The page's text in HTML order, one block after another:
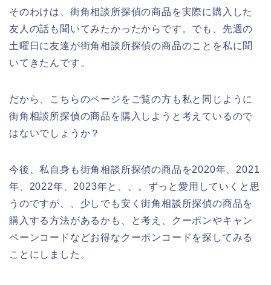
そのわけは、街角相談所探偵の商品を実際に購入した
友人の話も聞いてみたかったからです。でも、先週の
土曜日に友達が街角相談所探偵の商品のことを私に聞
いてきたんです。
だから、こちらのページをご覧の方も私と同じように
街角相談所探偵の商品を購入しようと考えているので
はないでしょうか？
今後、私自身も街角相談所探偵の商品を2020年、2021
年、2022年、2023年と、、。ずっと愛用していくと思
うのですが、、少しでも安く街角相談所探偵の商品を
購入する方法があるかも、と考え、クーポンやキャン
ペーンコードなどお得なクーポンコードを探してみる
ことにしました。